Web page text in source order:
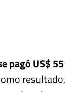
pagó US$ 55
resultado,